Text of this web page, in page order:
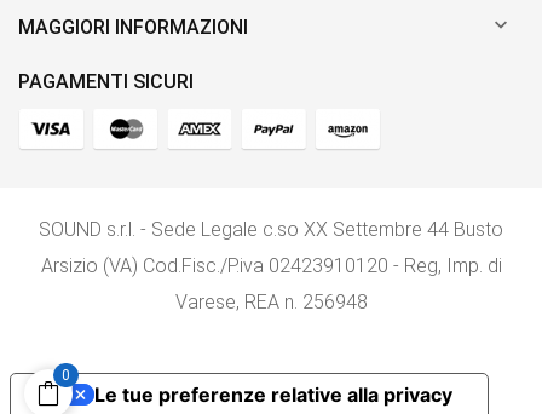
MAGGIORI INFORMAZIONI 
PAGAMENTI SICURI
SOUND s.r.l. - Sede Legale c.so XX Settembre 44 Busto
Arsizio (VA) Cod.Fisc./P.iva 02423910120 - Reg, Imp. di
Varese, REA n. 256948
0
Le tue preferenze relative alla privacy